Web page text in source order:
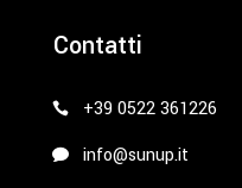
Contatti
+39 0522 361226
info@sunup.it